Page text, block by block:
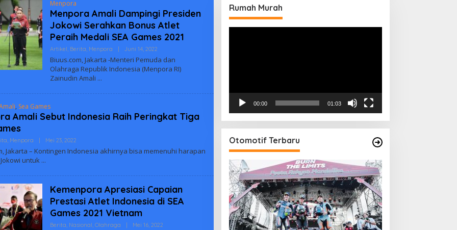
Menpora
Menpora Amali Dampingi Presiden
Jokowi Serahkan Bonus Atlet
Peraih Medali SEA Games 2021
Artikel, Berita, Menpora Juni 14, 2022Oleh
Arya
Biuus.com, Jakarta -Menteri Pemuda dan
Olahraga Republik Indonesia (Menpora RI)
Zainudin Amali
, Sea Games
Amali Sebut Indonesia Raih Peringkat Tiga
, Menpora Mei 23, 2022Oleh
Jakarta – Kontingen Indonesia akhirnya bisa memenuhi harapan
untuk
Kemenpora Apresiasi Capaian
Prestasi Atlet Indonesia di SEA
Games 2021 Vietnam
Berita, Nasional, Olahraga Mei 16, 2022Oleh
Rumah Murah
00:00 01:03
Otomotif Terbaru